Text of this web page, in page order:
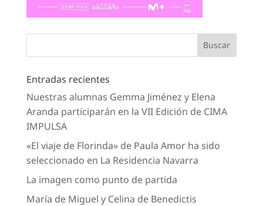
Entradas recientes
Nuestras alumnas Gemma Jiménez y Elena
Aranda participarán en la VII Edición de CIMA
IMPULSA
«El viaje de Florinda» de Paula Amor ha sido
seleccionado en La Residencia Navarra
La imagen como punto de partida
María de Miguel y Celina de Benedictis